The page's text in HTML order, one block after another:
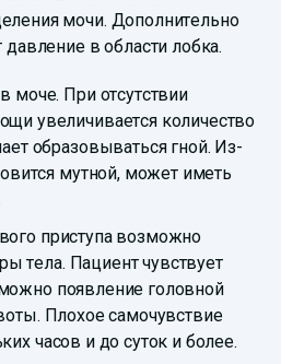
мочи. Дополнительно
давление в области лобка.
моче. При отсутствии
увеличивается количество
образовываться гной. Из-
мутной, может иметь
приступа возможно
тела. Пациент чувствует
появление головной
Плохое самочувствие
часов и до суток и более.